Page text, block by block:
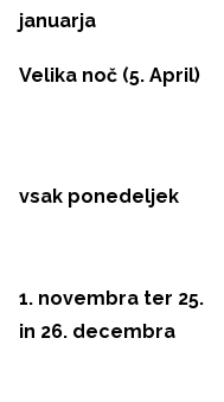
januarja
Velika noč (5. April)
vsak ponedeljek
1. novembra ter 25.
in 26. decembra